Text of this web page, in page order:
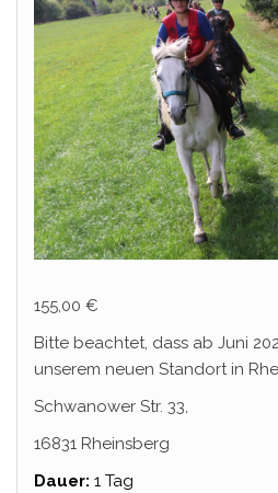
155,00 €
Bitte beachtet, dass ab Juni
unserem neuen Standort in
Schwanower Str. 33,
16831 Rheinsberg
Dauer: 1 Tag